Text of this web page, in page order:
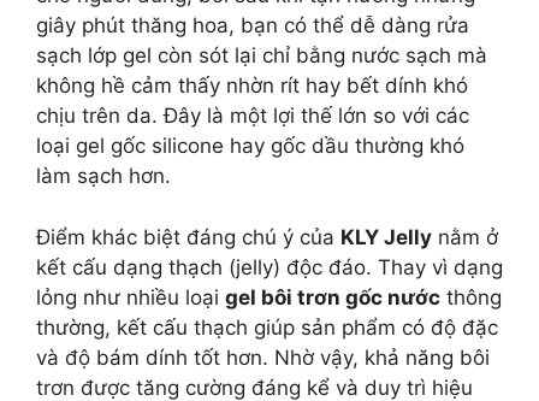
giây phút thăng hoa, bạn có thể dễ dàng rửa
sạch lớp gel còn sót lại chỉ bằng nước sạch mà
không hề cảm thấy nhờn rít hay bết dính khó
chịu trên da. Đây là một lợi thế lớn so với các
loại gel gốc silicone hay gốc dầu thường khó
làm sạch hơn.
Điểm khác biệt đáng chú ý của KLY Jelly nằm ở
kết cấu dạng thạch (jelly) độc đáo. Thay vì dạng
lỏng như nhiều loại gel bôi trơn gốc nước thông
thường, kết cấu thạch giúp sản phẩm có độ đặc
và độ bám dính tốt hơn. Nhờ vậy, khả năng bôi
trơn được tăng cường đáng kể và duy trì hiệu